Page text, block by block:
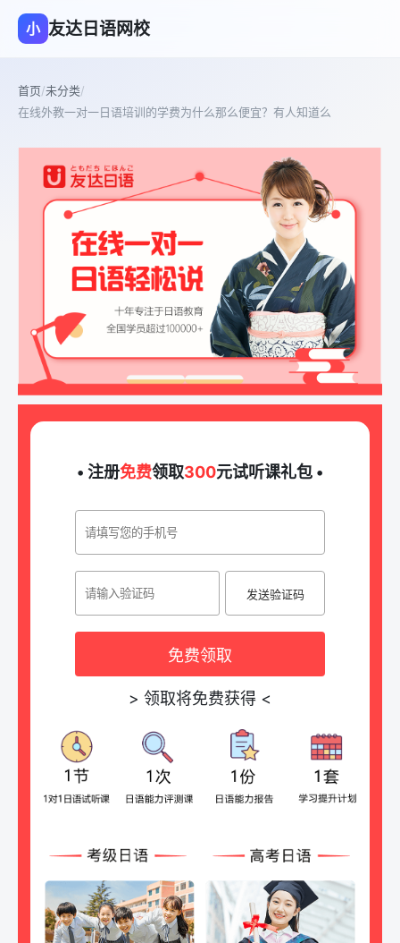
小 友达日语网校
首页/未分类/
在线外教一对一日语培训的学费为什么那么便宜？有人知道么
• 注册免费领取300元试听课礼包 •
发送验证码
免费领取
> 领取将免费获得 <